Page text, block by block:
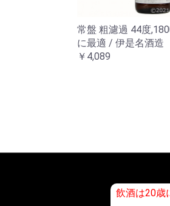
常盤 粗濾過 44度
に最適 / 伊是名酒造
￥4,089
飲酒は20歳